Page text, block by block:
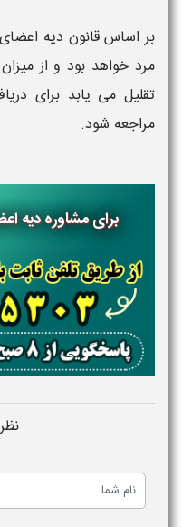
بر اساس قانون دیه
مرد خواهد بود و از
تقلیل می یابد برای
مراجعه شود.
برای مشاوره دیه